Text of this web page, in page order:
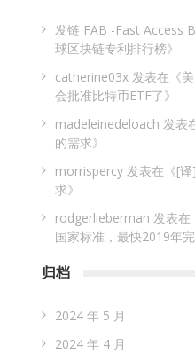
发链 FAB -Fast Access
球区块链专利排行榜》
catherine03x 发表在《
会批准比特币ETF了》
madeleinedeloach 发表
的需求》
morrispercy 发表在《[
求》
rodgerlieberman 发表在
国家标准，最快2019年
归档
2024 年 5 月
2024 年 4 月